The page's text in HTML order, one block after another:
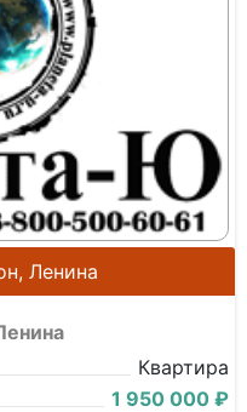
Ленина
Квартира
1 950 000 ₽